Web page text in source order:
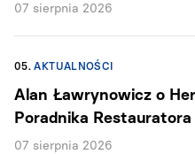
07 sierpnia 2026
05. AKTUALNOŚCI
Alan Ławrynowicz o
Poradnika Restauratora
07 sierpnia 2026